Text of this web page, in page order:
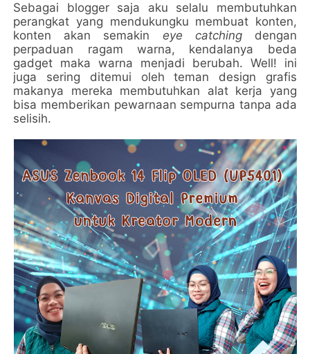
Sebagai blogger saja aku selalu membutuhkan
perangkat yang mendukungku membuat konten,
konten akan semakin eye catchingdengan
perpaduan ragam warna, kendalanya beda
gadget maka warna menjadi berubah. Well! ini
juga sering ditemui oleh teman design grafis
makanya mereka membutuhkan alat kerja yang
bisa memberikan pewarnaan sempurna tanpa ada
selisih.